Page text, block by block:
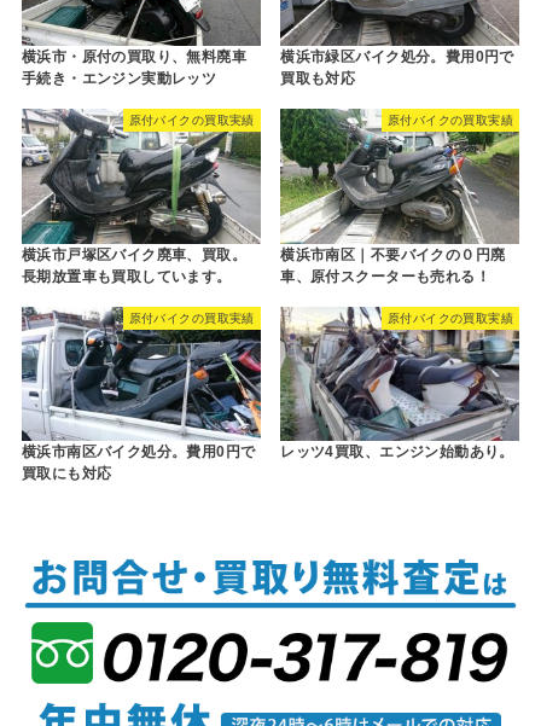
横浜市・原付の買取り、無料廃車
手続き・エンジン実動レッツ
横浜市緑区バイク処分。費用0円で
買取も対応
原付バイクの買取実績
横浜市戸塚区バイク廃車、買取。
長期放置車も買取しています。
原付バイクの買取実績
横浜市南区｜不要バイクの０円廃
車、原付スクーターも売れる！
原付バイクの買取実績
横浜市南区バイク処分。費用0円で
買取にも対応
原付バイクの買取実績
レッツ4買取、エンジン始動あり。